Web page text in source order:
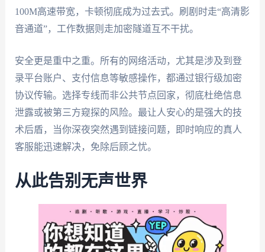
100M高速带宽，卡顿彻底成为过去式。刷剧时走“高清影
音通道”，工作数据则走加密隧道互不干扰。
安全更是重中之重。所有的网络活动，尤其是涉及到登
录平台账户、支付信息等敏感操作，都通过银行级加密
协议传输。选择专线而非公共节点回家，彻底杜绝信息
泄露或被第三方窥探的风险。最让人安心的是强大的技
术后盾，当你深夜突然遇到链接问题，即时响应的真人
客服能迅速解决，免除后顾之忧。
从此告别无声世界